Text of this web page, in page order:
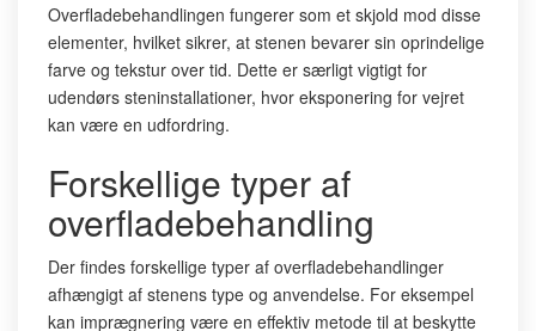
Overfladebehandlingen fungerer som et skjold mod disse
elementer, hvilket sikrer, at stenen bevarer sin oprindelige
farve og tekstur over tid. Dette er særligt vigtigt for
udendørs steninstallationer, hvor eksponering for vejret
kan være en udfordring.
Forskellige typer af
overfladebehandling
Der findes forskellige typer af overfladebehandlinger
afhængigt af stenens type og anvendelse. For eksempel
kan imprægnering være en effektiv metode til at beskytte